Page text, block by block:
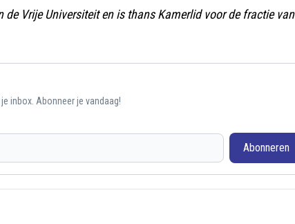
Vrije Universiteit en is thans Kamerlid voor de fractie van
je inbox. Abonneer je vandaag!
Abonneren